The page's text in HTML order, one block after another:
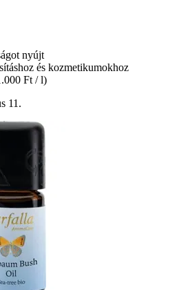
nyújt
és kozmetikumokhoz
Ft / l)
11.